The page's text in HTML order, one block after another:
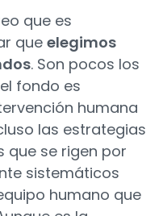
que es
queelegimos
. Son pocos los
fondo es
humana
las estrategias
que se rigen por
sistemáticos
humano que